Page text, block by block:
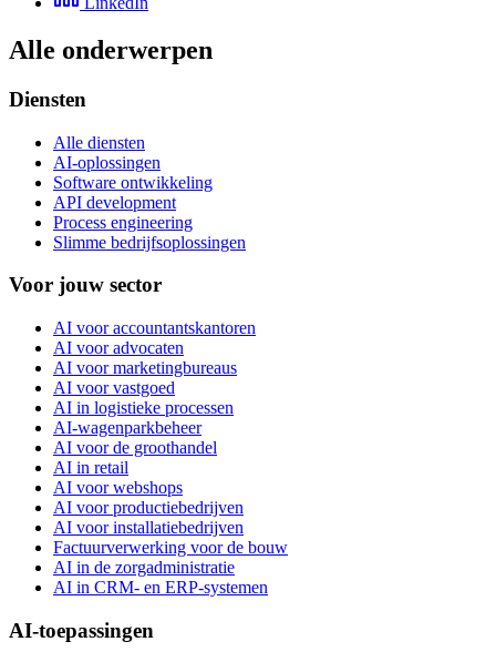
Alle onderwerpen
Diensten
Alle diensten
AI-oplossingen
Software ontwikkeling
API development
Process engineering
Slimme bedrijfsoplossingen
Voor jouw sector
AI voor accountantskantoren
AI voor advocaten
AI voor marketingbureaus
AI voor vastgoed
AI in logistieke processen
AI-wagenparkbeheer
AI voor de groothandel
AI in retail
AI voor webshops
AI voor productiebedrijven
AI voor installatiebedrijven
Factuurverwerking voor de bouw
AI in de zorgadministratie
AI in CRM- en ERP-systemen
AI-toepassingen